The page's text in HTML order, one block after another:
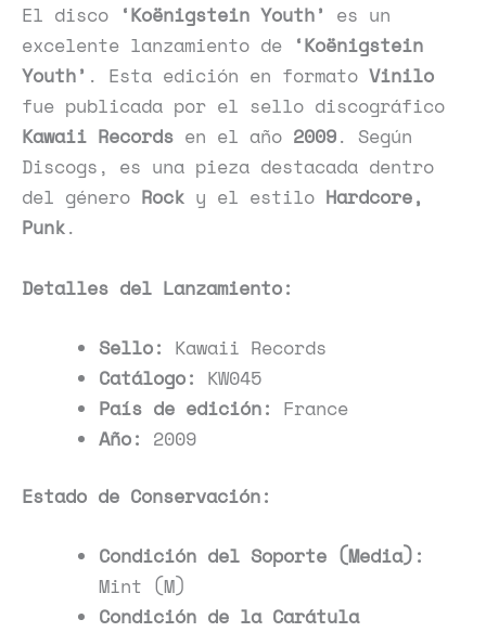
El disco ‘Koënigstein Youth’ es un
excelente lanzamiento de ‘Koënigstein
Youth’ . Esta edición en formato Vinilo
fue publicada por el sello discográfico
Kawaii Records en el año 2009. Según
Discogs, es una pieza destacada dentro
del género Rock y el estilo Hardcore,
Punk.
Detalles del Lanzamiento:
Sello: Kawaii Records
Catálogo: KW045
País de edición: France
Año: 2009
Estado de Conservación:
Condición del Soporte (Media):
Mint (M)
Condición de la Carátula